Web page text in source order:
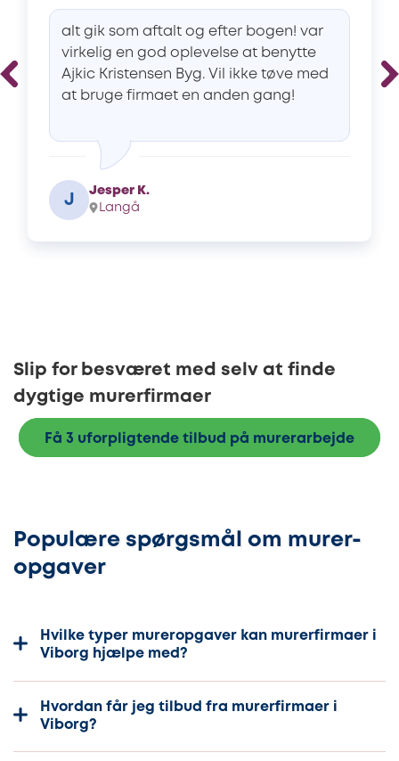
alt gik som aftalt og efter bogen! var
virkelig en god oplevelse at benytte
Ajkic Kristensen Byg. Vil ikke tøve med
at bruge firmaet en anden gang!
J
Jesper K.
Langå
Slip for besværet med selv at finde
dygtige murerfirmaer
Få 3 uforpligtende tilbud på murerarbejde
Populære spørgsmål om murer-
opgaver
Hvilke typer mureropgaver kan murerfirmaer i
Viborg hjælpe med?
Hvordan får jeg tilbud fra murerfirmaer i
Viborg?